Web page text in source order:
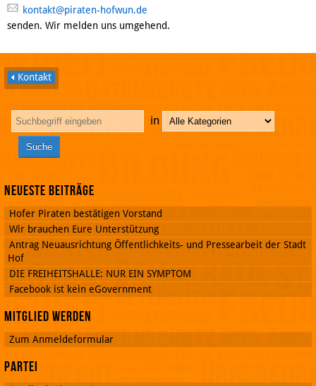
kontakt@piraten-hofwun.de
senden. Wir melden uns umgehend.
Kontakt
in
Neueste Beiträge
Hofer Piraten bestätigen Vorstand
Wir brauchen Eure Unterstützung
Antrag Neuausrichtung Öffentlichkeits- und Pressearbeit der Stadt
Hof
DIE FREIHEITSHALLE: NUR EIN SYMPTOM
Facebook ist kein eGovernment
Mitglied werden
Zum Anmeldeformular
Partei